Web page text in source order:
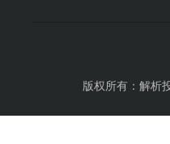
版权所有：解析